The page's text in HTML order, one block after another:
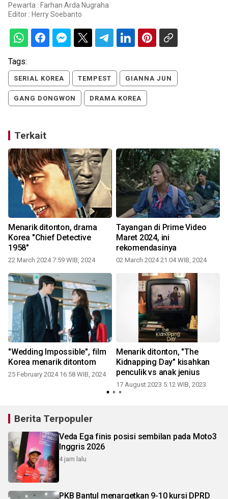
Pewarta : Farhan Arda Nugraha
Editor : Herry Soebanto
Tags:
SERIAL KOREA TEMPEST GIANNA JUN
GANG DONGWON DRAMA KOREA
Terkait
Menarik ditonton, drama
Korea "Chief Detective
1958"
22 March 2024 7:59 WIB, 2024
Tayangan di Prime Video
Maret 2024, ini
rekomendasinya
02 March 2024 21:04 WIB, 2024
"Wedding Impossible", film
Korea menarik ditontom
25 February 2024 16:58 WIB, 2024
Menarik ditonton, "The
Kidnapping Day" kisahkan
penculik vs anak jenius
17 August 2023 5:12 WIB, 2023
Berita Terpopuler
Veda Ega finis posisi sembilan pada Moto3
Inggris 2026
4 jam lalu
PKB Bantul menargetkan 9-10 kursi DPRD